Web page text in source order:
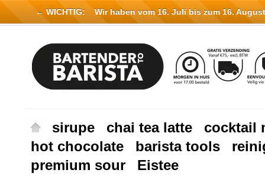
sirupe chai tea latte
cocktail
hot chocolate
barista tools
premium sour
Eistee
← WICHTIG: Wir haben vom 16. Juli bis zum 16.